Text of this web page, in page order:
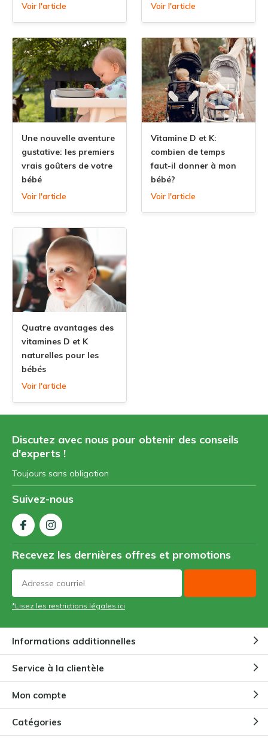
Voir l'article
Voir l'article
Une nouvelle aventure
gustative: les premiers
vrais goûters de votre
bébé
Voir l'article
Vitamine D et K:
combien de temps
faut-il donner à mon
bébé?
Voir l'article
Quatre avantages des
vitamines D et K
naturelles pour les
bébés
Voir l'article
Discutez avec nous pour obtenir des conseils
d'experts !
Toujours sans obligation
Suivez-nous
Recevez les dernières offres et promotions
*Lisez les restrictions légales ici
Informations additionnelles
Service à la clientèle
Mon compte
Catégories